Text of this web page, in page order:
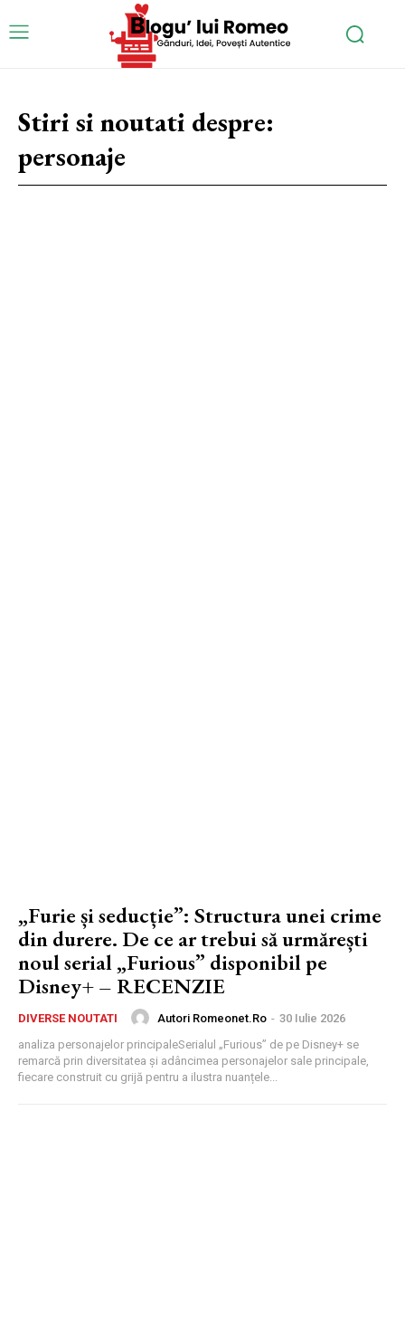
Stiri si noutati despre:
personaje
„Furie și seducție”: Structura unei crime
din durere. De ce ar trebui să urmărești
noul serial „Furious” disponibil pe
Disney+ – RECENZIE
DIVERSE NOUTATI Autori Romeonet.ro - 30 Iulie 2026
analiza personajelor principaleSerialul „Furious” de pe Disney+ se
remarcă prin diversitatea și adâncimea personajelor sale principale,
fiecare construit cu grijă pentru a ilustra nuanțele...